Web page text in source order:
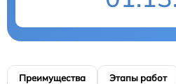
Преимущества Этапы работ